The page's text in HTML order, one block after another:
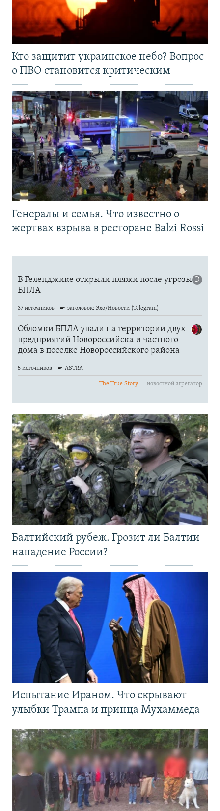
Кто защитит украинское небо? Вопрос
о ПВО становится критическим
Генералы и семья. Что известно о
жертвах взрыва в ресторане Balzi Rossi
Балтийский рубеж. Грозит ли Балтии
нападение России?
Испытание Ираном. Что скрывают
улыбки Трампа и принца Мухаммеда